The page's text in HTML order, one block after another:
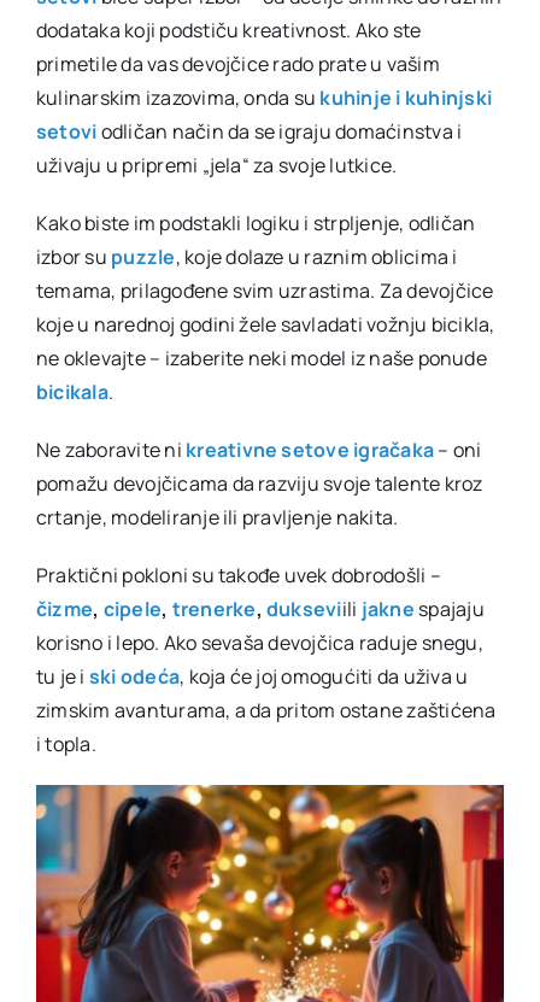
dodataka koji podstiču kreativnost. Ako ste
primetile da vas devojčice rado prate u vašim
kulinarskim izazovima, onda su kuhinje i kuhinjski
setoviodličan način da se igraju domaćinstva i
uživaju u pripremi „jela“ za svoje lutkice.
Kako biste im podstakli logiku i strpljenje, odličan
izbor su puzzle, koje dolaze u raznim oblicima i
temama, prilagođene svim uzrastima. Za devojčice
koje u narednoj godini žele savladati vožnju bicikla,
ne oklevajte – izaberite neki model iz naše ponude
bicikala.
Ne zaboravite ni kreativne setove igračaka– oni
pomažu devojčicama da razviju svoje talente kroz
crtanje, modeliranje ili pravljenje nakita.
Praktični pokloni su takođe uvek dobrodošli –
čizme, cipele, trenerke, dukseviili jakne spajaju
korisno i lepo. Ako sevaša devojčica raduje snegu,
tu je i ski odeća, koja će joj omogućiti da uživa u
zimskim avanturama, a da pritom ostane zaštićena
i topla.